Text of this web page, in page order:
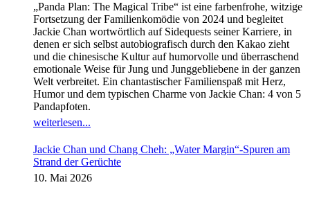
„Panda Plan: The Magical Tribe“ ist eine farbenfrohe, witzige
Fortsetzung der Familienkomödie von 2024 und begleitet
Jackie Chan wortwörtlich auf Sidequests seiner Karriere, in
denen er sich selbst autobiografisch durch den Kakao zieht
und die chinesische Kultur auf humorvolle und überraschend
emotionale Weise für Jung und Junggebliebene in der ganzen
Welt verbreitet. Ein chantastischer Familienspaß mit Herz,
Humor und dem typischen Charme von Jackie Chan: 4 von 5
Pandapfoten.
weiterlesen...
Jackie Chan und Chang Cheh: „Water Margin“-Spuren am
Strand der Gerüchte
10. Mai 2026